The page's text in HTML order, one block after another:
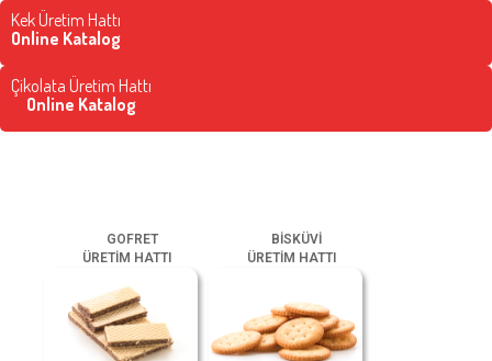
Kek Üretim Hattı
Online Katalog
Çikolata Üretim Hattı
Online Katalog
GOFRET
ÜRETİM HATTI
BİSKÜVİ
ÜRETİM HATTI